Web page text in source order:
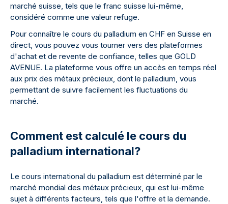
marché suisse, tels que le franc suisse lui-même,
considéré comme une valeur refuge.
Pour connaître le cours du palladium en CHF en Suisse en
direct, vous pouvez vous tourner vers des plateformes
d'achat et de revente de confiance, telles que GOLD
AVENUE. La plateforme vous offre un accès en temps réel
aux prix des métaux précieux, dont le palladium, vous
permettant de suivre facilement les fluctuations du
marché.
Comment est calculé le cours du
palladium international?
Le cours international du palladium est déterminé par le
marché mondial des métaux précieux, qui est lui-même
sujet à différents facteurs, tels que l'offre et la demande.